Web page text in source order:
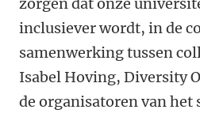
zorgen dat onze
inclusiever wordt, in de
samenwerking tussen
Isabel Hoving, Diversity
de organisatoren van het